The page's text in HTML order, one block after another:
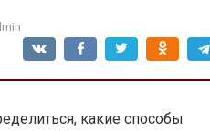
какие способы